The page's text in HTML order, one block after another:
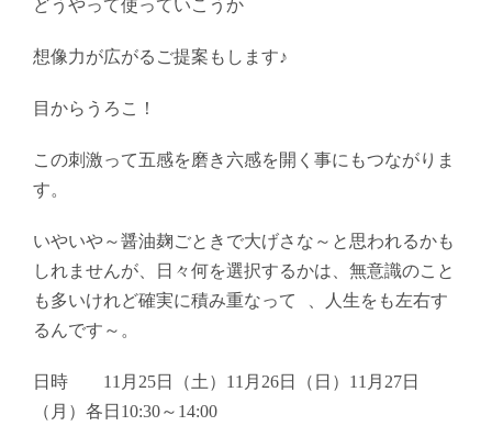
どうやって使っていこうか
想像力が広がるご提案もします♪
目からうろこ！
この刺激って五感を磨き六感を開く事にもつながりま
す。
いやいや～醤油麹ごときで大げさな～と思われるかも
しれませんが、日々何を選択するかは、無意識のこと
も多いけれど確実に積み重なって 、人生をも左右す
るんです～。
日時 11月25日（土）11月26日（日）11月27日
（月）各日10:30～14:00